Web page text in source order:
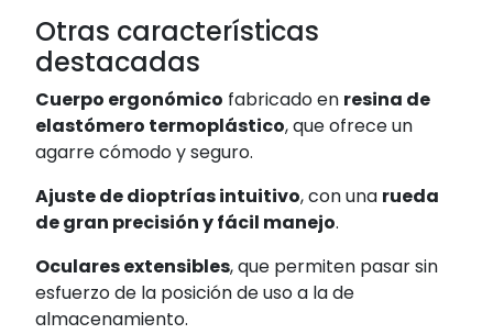
Otras características
destacadas
Cuerpo ergonómico fabricado en resina de
elastómero termoplástico, que ofrece un
agarre cómodo y seguro.
Ajuste de dioptrías intuitivo, con una rueda
de gran precisión y fácil manejo.
Oculares extensibles, que permiten pasar sin
esfuerzo de la posición de uso a la de
almacenamiento.